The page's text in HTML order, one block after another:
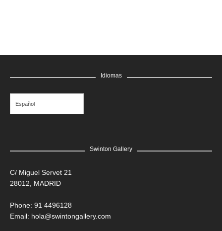
Idiomas
Español
Swinton Gallery
C/ Miguel Servet 21
28012, MADRID
Phone: 91 4496128
Email: hola@swintongallery.com